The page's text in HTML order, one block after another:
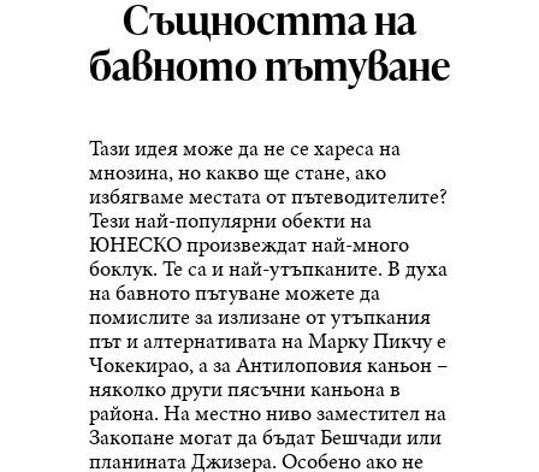
Същността на
бавното пътуване
Тази идея може да не се хареса на
мнозина, но какво ще стане, ако
избягваме местата от пътеводителите?
Тези най-популярни обекти на
ЮНЕСКО произвеждат най-много
боклук. Те са и най-утъпканите. В духа
на бавното пътуване можете да
помислите за излизане от утъпкания
път и алтернативата на Марку Пикчу е
Чокекирао, а за Антилоповия каньон –
няколко други пясъчни каньона в
района. На местно ниво заместител на
Закопане могат да бъдат Бешчади или
планината Джизера. Особено ако не